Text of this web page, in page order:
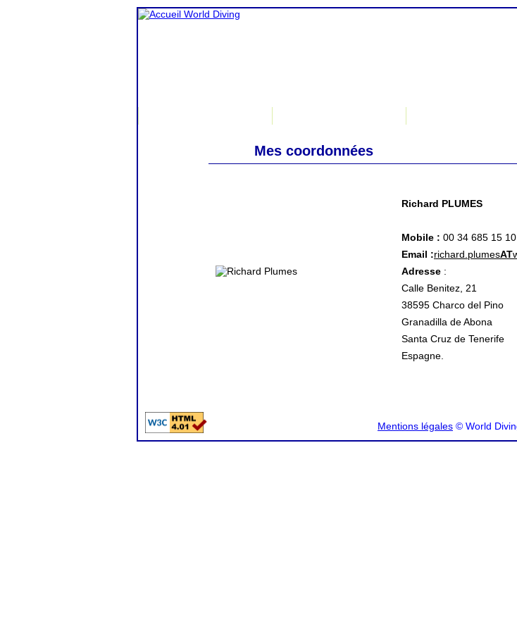
Mes coordonnées
Richard PLUMES
Mobile : 00 34 685 15 10
Email :richard.plumesAT
Adresse :
Calle Benitez, 21
38595 Charco del Pino
Granadilla de Abona
Santa Cruz de Tenerife
Espagne.
Mentions légales © World